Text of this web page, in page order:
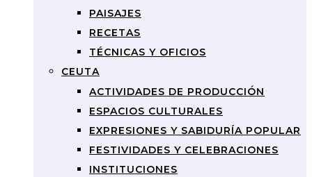
PAISAJES
RECETAS
TÉCNICAS Y OFICIOS
CEUTA
ACTIVIDADES DE PRODUCCIÓN
ESPACIOS CULTURALES
EXPRESIONES Y SABIDURÍA POPULAR
FESTIVIDADES Y CELEBRACIONES
INSTITUCIONES